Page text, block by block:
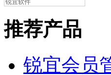
推荐产品
锐宜会员